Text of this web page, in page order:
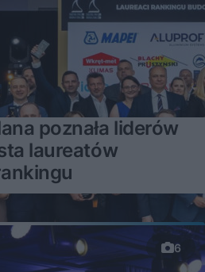
poznała liderów
laureatów
6